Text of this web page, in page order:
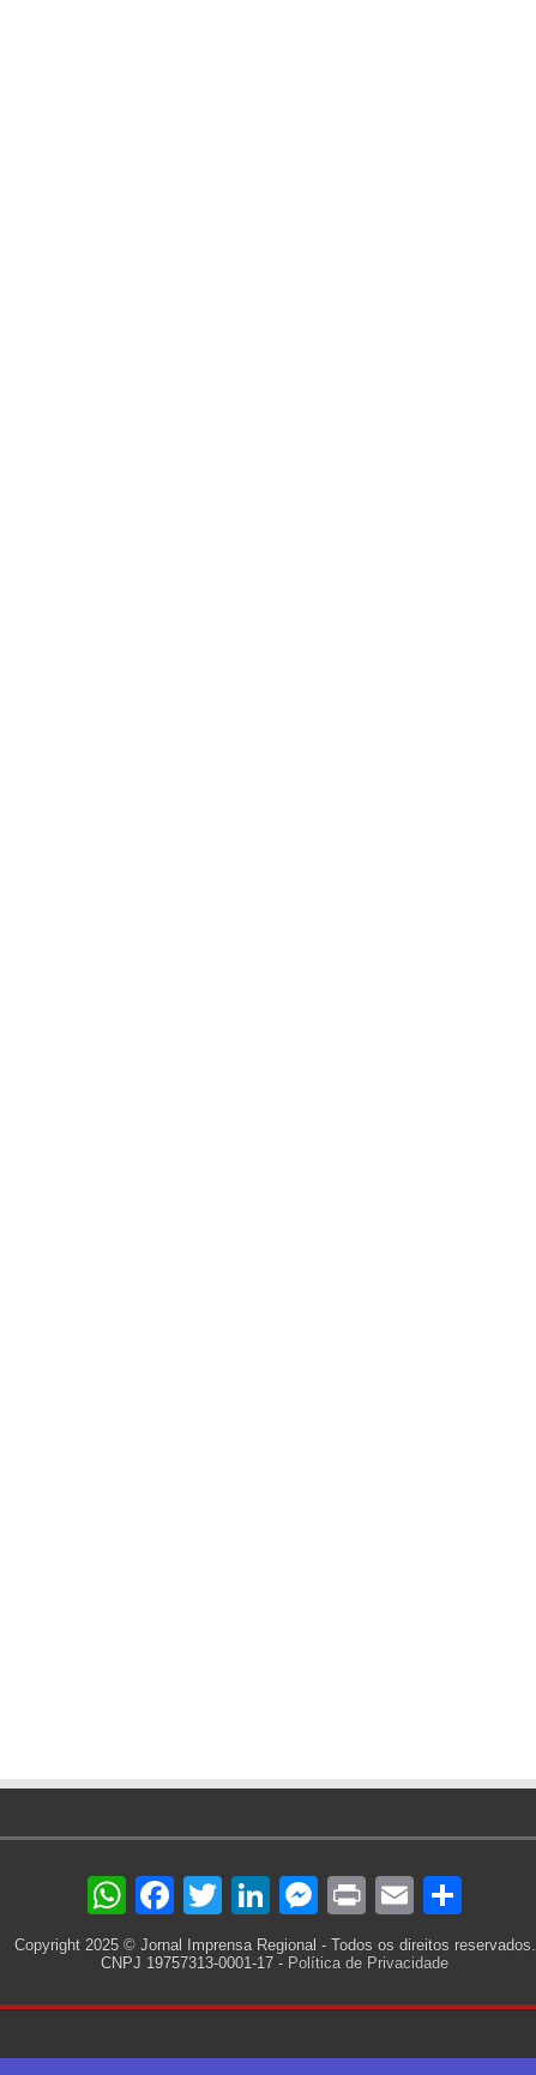
WhatsApp
Facebook
TwitterLinkedIn
Messenger
PrintEmail
Copyright 2025 © Jornal Imprensa Regional - Todos os direitos reservados.
CNPJ 19757313-0001-17 - Política de Privacidade